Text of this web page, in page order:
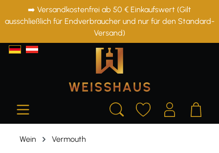
springen
➡️ Versandkostenfrei ab 50 € Einkaufswert (Gilt
ausschließlich für Endverbraucher und nur für den Standard-
Versand)
Wein Vermouth